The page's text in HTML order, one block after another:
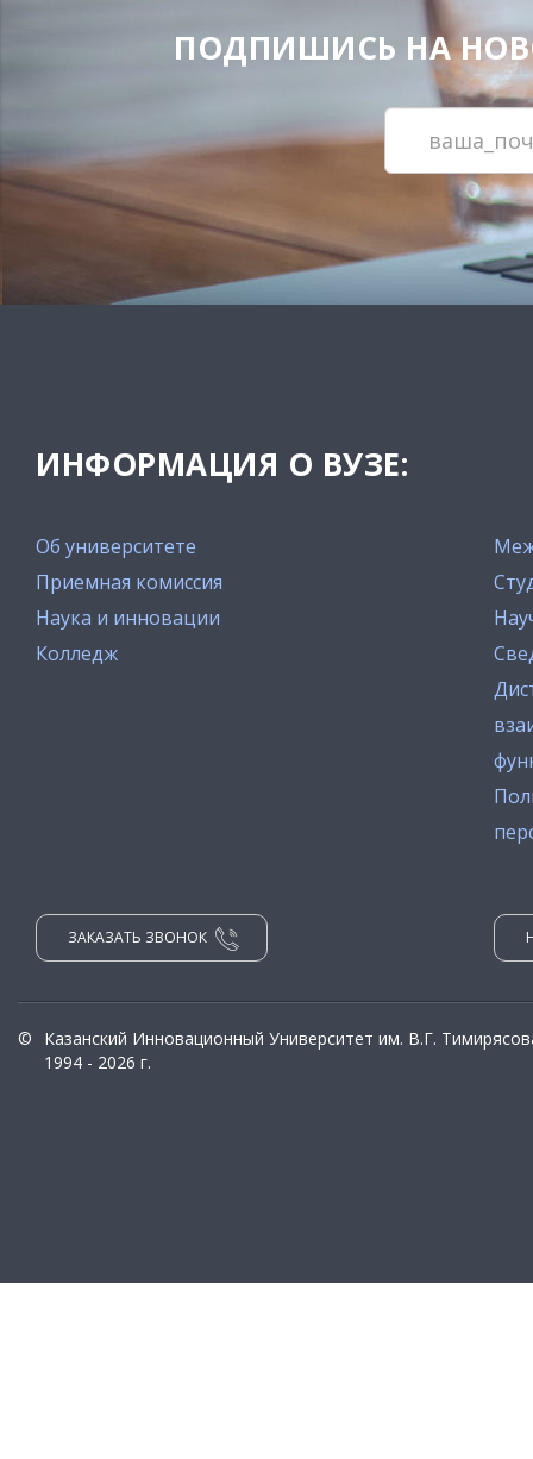
ПОДПИШИСЬ НА
ИНФОРМАЦИЯ О ВУЗЕ:
Об университете
Приемная комиссия
Наука и инновации
Колледж
ЗАКАЗАТЬ ЗВОНОК
©
Казанский Инновационный Университет им. В.Г.
1994 - 2026 г.